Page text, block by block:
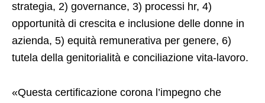
strategia, 2) governance, 3) processi hr, 4)
opportunità di crescita e inclusione delle donne in
azienda, 5) equità remunerativa per genere, 6)
tutela della genitorialità e conciliazione vita-lavoro.
«Questa certificazione corona l’impegno che